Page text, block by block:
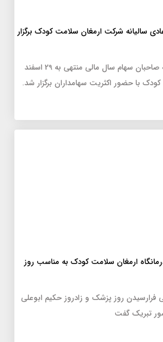
سالیانه شرکت ارمغان سلامت کودک برگزار
مجمع عمومی عادی سالیانه صاحبان سهام سال مالی منتهی به 29 اسفند
ارمغان سلامت کودک به مناسب روز
فرارسیدن روز پزشک و زادروز حکیم ابوعلی
تبریک گفت